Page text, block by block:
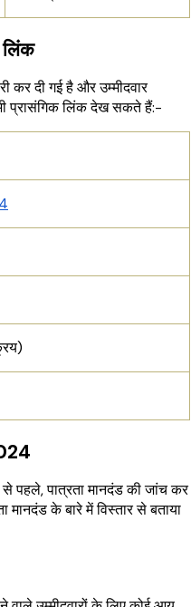
लिंक
कर दी गई है और उम्मीदवार
प्रासंगिक लिंक देख सकते हैं:-
पहले, पात्रता मानदंड की जांच कर
के बारे में विस्तार से बताया